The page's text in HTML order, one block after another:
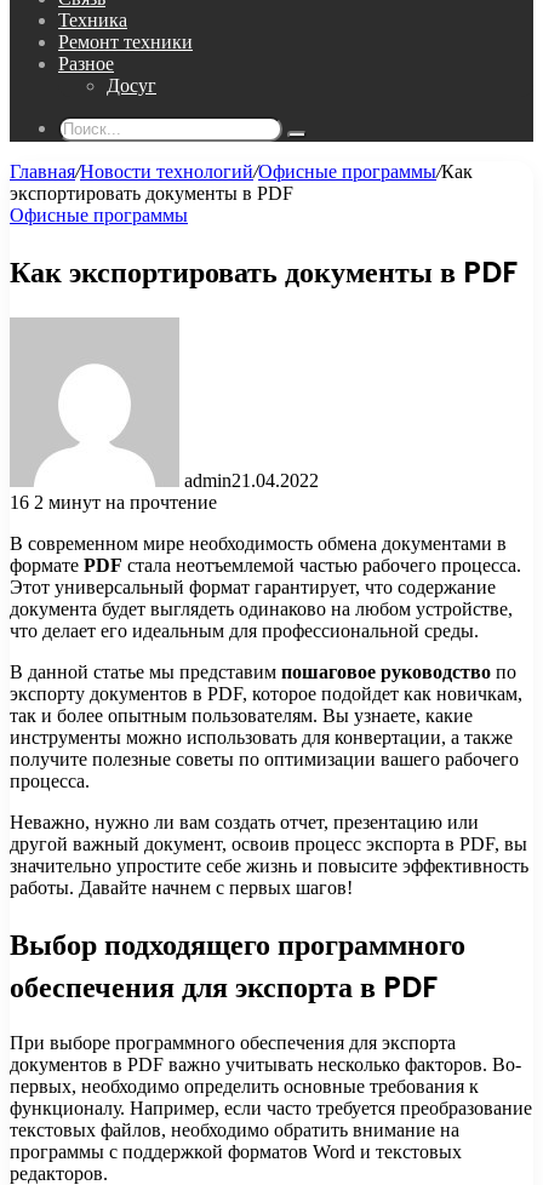
Техника
Ремонт техники
Разное
Досуг
Поиск...
Главная/Новости технологий/Офисные программы/Как
экспортировать документы в PDF
Офисные программы
Как экспортировать документы в PDF
admin21.04.2022
16 2 минут на прочтение
В современном мире необходимость обмена документами в
формате PDF стала неотъемлемой частью рабочего процесса.
Этот универсальный формат гарантирует, что содержание
документа будет выглядеть одинаково на любом устройстве,
что делает его идеальным для профессиональной среды.
В данной статье мы представим пошаговое руководство по
экспорту документов в PDF, которое подойдет как новичкам,
так и более опытным пользователям. Вы узнаете, какие
инструменты можно использовать для конвертации, а также
получите полезные советы по оптимизации вашего рабочего
процесса.
Неважно, нужно ли вам создать отчет, презентацию или
другой важный документ, освоив процесс экспорта в PDF, вы
значительно упростите себе жизнь и повысите эффективность
работы. Давайте начнем с первых шагов!
Выбор подходящего программного
обеспечения для экспорта в PDF
При выборе программного обеспечения для экспорта
документов в PDF важно учитывать несколько факторов. Во-
первых, необходимо определить основные требования к
функционалу. Например, если часто требуется преобразование
текстовых файлов, необходимо обратить внимание на
программы с поддержкой форматов Word и текстовых
редакторов.